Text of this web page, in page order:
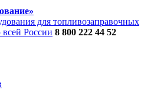
для топливозаправочных
России 8 800 222 44 52